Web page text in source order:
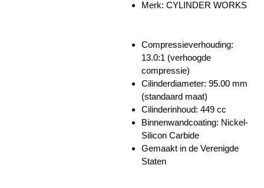
Merk: CYLINDER WORKS
Compressieverhouding:
13.0:1 (verhoogde
compressie)
Cilinderdiameter: 95.00 mm
(standaard maat)
Cilinderinhoud: 449 cc
Binnenwandcoating: Nickel-
Silicon Carbide
Gemaakt in de Verenigde
Staten